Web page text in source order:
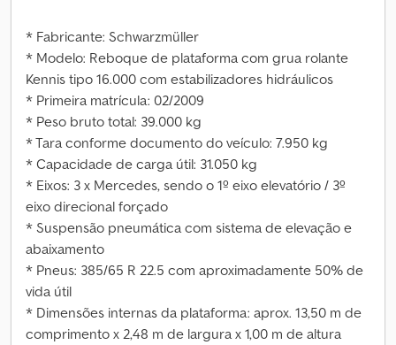
* Fabricante: Schwarzmüller
* Modelo: Reboque de plataforma com grua rolante
Kennis tipo 16.000 com estabilizadores hidráulicos
* Primeira matrícula: 02/2009
* Peso bruto total: 39.000 kg
* Tara conforme documento do veículo: 7.950 kg
* Capacidade de carga útil: 31.050 kg
* Eixos: 3 x Mercedes, sendo o 1º eixo elevatório / 3º
eixo direcional forçado
* Suspensão pneumática com sistema de elevação e
abaixamento
* Pneus: 385/65 R 22.5 com aproximadamente 50% de
vida útil
* Dimensões internas da plataforma: aprox. 13,50 m de
comprimento x 2,48 m de largura x 1,00 m de altura